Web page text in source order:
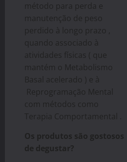
método para perda e
manutenção de peso
perdido à longo prazo ,
quando associado à
atividades físicas ( que
mantém o Metabolismo
Basal acelerado ) e à
Reprogramação Mental
com métodos como
Terapia Comportamental .
Os produtos são gostosos
de degustar?